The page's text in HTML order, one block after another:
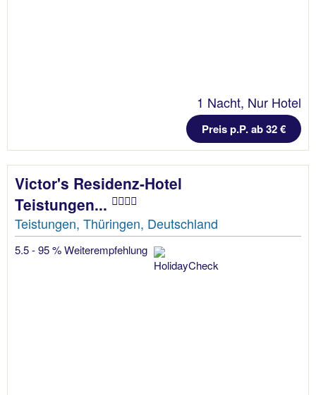
1 Nacht, Nur Hotel
Preis p.P. ab 32 €
Victor's Residenz-Hotel
Teistungen...
Teistungen, Thüringen, Deutschland
5.5 - 95 % Weiterempfehlung